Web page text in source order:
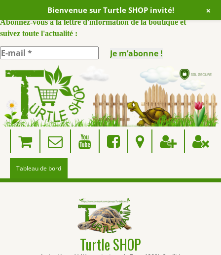
ABONNEZ VOUS A NOTRE NEWSLETTER :
Abonnez-vous à la lettre d'information de la boutique et
suivez toute l'actualité :
Skip
to
content
Tableau de bord
Turtle SHOP
Bienvenue sur Turtle SHOP invité! +